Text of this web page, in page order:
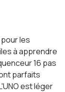
les
à apprendre
16 pas
parfaits
est léger